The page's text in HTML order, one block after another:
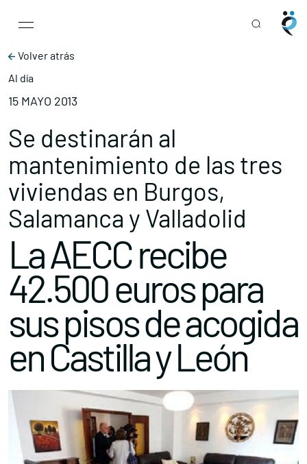
Main Navigation
Volver atrás
Al día
15 MAYO 2013
Se destinarán al
mantenimiento de las tres
viviendas en Burgos,
Salamanca y Valladolid
La AECC recibe
42.500 euros para
sus pisos de acogida
en Castilla y León